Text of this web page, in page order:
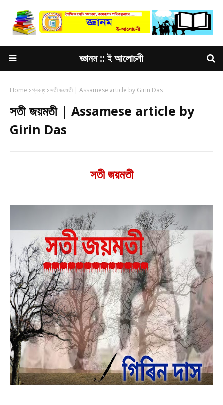
জ্ঞানম :: ই আলোচনী
Home প্ৰবন্ধ সতী জয়মতী | Assamese article by Girin Das
সতী জয়মতী | Assamese article by
Girin Das
সতীজয়মতী